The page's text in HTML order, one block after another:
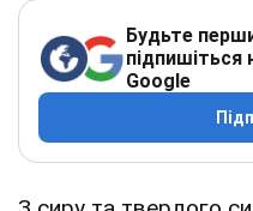
Будьте
підпишіться
Google